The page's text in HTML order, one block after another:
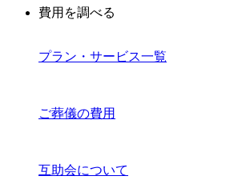
費用を調べる
プラン・サービス一覧
ご葬儀の費用
互助会について